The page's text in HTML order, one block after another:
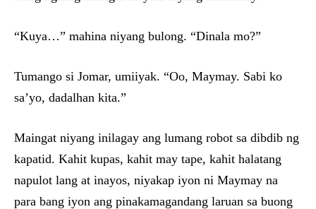
“Kuya…” mahina niyang bulong. “Dinala mo?”
Tumango si Jomar, umiiyak. “Oo, Maymay. Sabi ko
sa’yo, dadalhan kita.”
Maingat niyang inilagay ang lumang robot sa dibdib ng
kapatid. Kahit kupas, kahit may tape, kahit halatang
napulot lang at inayos, niyakap iyon ni Maymay na
para bang iyon ang pinakamagandang laruan sa buong